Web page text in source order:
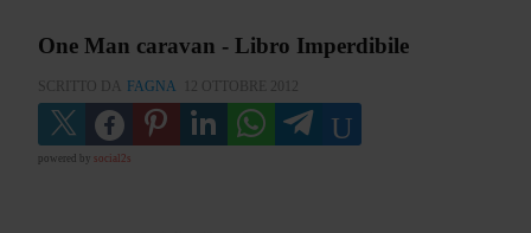
One Man caravan - Libro Imperdibile
SCRITTO DA FAGNA 12 OTTOBRE 2012
powered by social2s